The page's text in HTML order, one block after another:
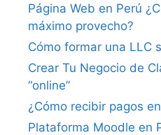
Página Web en Perú
máximo provecho?
Cómo formar una LLC
Crear Tu Negocio de
“online”
¿Cómo recibir pagos
Plataforma Moodle en